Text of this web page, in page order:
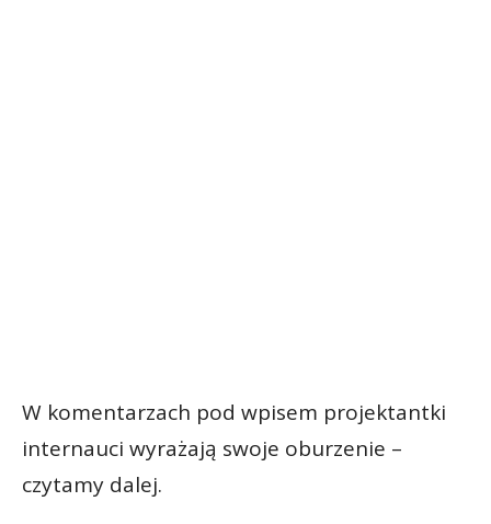
W komentarzach pod wpisem projektantki
internauci wyrażają swoje oburzenie –
czytamy dalej.